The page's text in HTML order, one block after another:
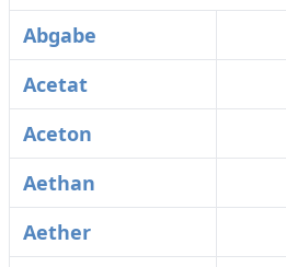
Abgabe
Acetat
Aceton
Aethan
Aether